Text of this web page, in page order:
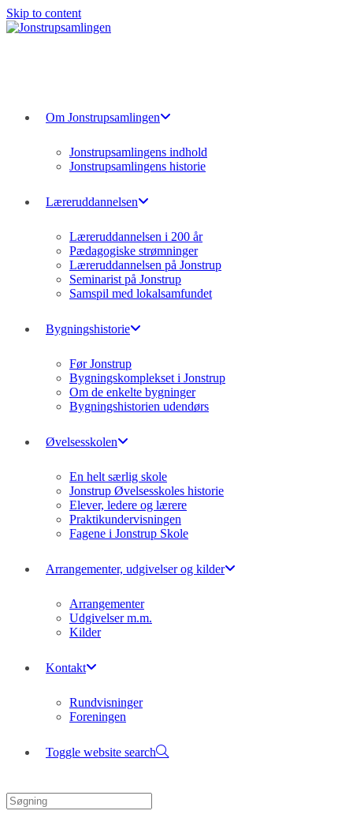
Skip to content
Om Jonstrupsamlingen
Jonstrupsamlingens indhold
Jonstrupsamlingens historie
Læreruddannelsen
Læreruddannelsen i 200 år
Pædagogiske strømninger
Læreruddannelsen på Jonstrup
Seminarist på Jonstrup
Samspil med lokalsamfundet
Bygningshistorie
Før Jonstrup
Bygningskomplekset i Jonstrup
Om de enkelte bygninger
Bygningshistorien udendørs
Øvelsesskolen
En helt særlig skole
Jonstrup Øvelsesskoles historie
Elever, ledere og lærere
Praktikundervisningen
Fagene i Jonstrup Skole
Arrangementer, udgivelser og kilder
Arrangementer
Udgivelser m.m.
Kilder
Kontakt
Rundvisninger
Foreningen
Toggle website search